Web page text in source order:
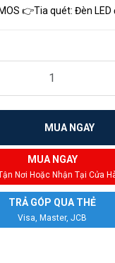
👉Tia quét: Đèn
MUA NGAY
MUA NGAY
Nơi Hoặc Nhận Tại Cửa
TRẢ GÓP QUA THẺ
Visa, Master, JCB